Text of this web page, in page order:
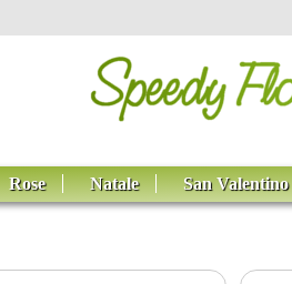
Rose Natale San Valentino